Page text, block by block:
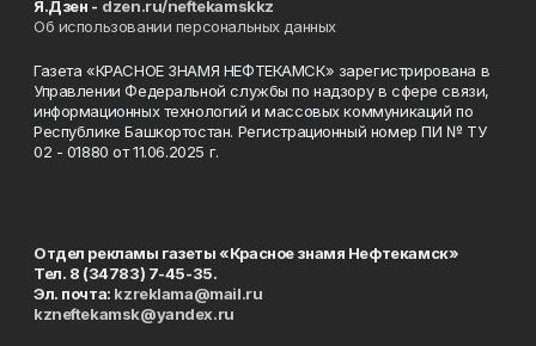
Я.Дзен - dzen.ru/neftekamskkz
Об использовании персональных данных
Газета «КРАСНОЕ ЗНАМЯ НЕФТЕКАМСК» зарегистрирована в
Управлении Федеральной службы по надзору в сфере связи,
информационных технологий и массовых коммуникаций по
Республике Башкортостан. Регистрационный номер ПИ № ТУ
02 - 01880 от 11.06.2025 г.
Отдел рекламы газеты «Красное знамя Нефтекамск»
Тел. 8 (34783) 7-45-35.
Эл. почта: kzreklama@mail.ru
kzneftekamsk@yandex.ru